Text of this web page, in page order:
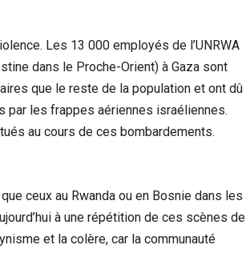
Les 13 000 employés de l’UNRWA
dans le Proche-Orient) à Gaza sont
que le reste de la population et ont dû
par les frappes aériennes israéliennes.
au cours de ces bombardements.
ceux au Rwanda ou en Bosnie dans les
à une répétition de ces scènes de
et la colère, car la communauté